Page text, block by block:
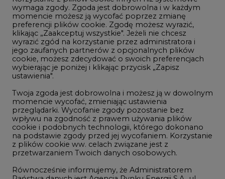
Telekomunikacja i IT
Handel emisjami CO2
Wodór
Górnictwo
Atom
Fotowoltaika
Offshore wind
Zielone samorządy
wymaga zgody. Zgoda jest dobrowolna i w każdym
momencie możesz ją wycofać poprzez zmianę
preferencji plików cookie. Zgodę możesz wyrazić,
klikając „Zaakceptuj wszystkie". Jeżeli nie chcesz
wyrazić zgód na korzystanie przez administratora i
jego zaufanych partnerów z opcjonalnych plików
cookie, możesz zdecydować o swoich preferencjach
wybierając je poniżej i klikając przycisk „Zapisz
ustawienia".
Twoja zgoda jest dobrowolna i możesz ją w dowolnym
momencie wycofać, zmieniając ustawienia
przeglądarki. Wycofanie zgody pozostanie bez
wpływu na zgodność z prawem używania plików
cookie i podobnych technologii, którego dokonano
na podstawie zgody przed jej wycofaniem. Korzystanie
z plików cookie ww. celach związane jest z
przetwarzaniem Twoich danych osobowych.
Równocześnie informujemy, że Administratorem